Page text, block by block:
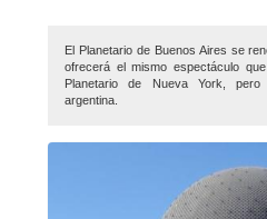
El Planetario de Buenos Aires se
ofrecerá el mismo espectáculo
Planetario de Nueva York,
argentina.